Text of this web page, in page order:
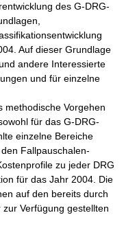
des G-DRG-
Auf dieser Grundlage
andere Interessierte
und für einzelne
methodische Vorgehen
für das G-DRG-
einzelne Bereiche
Fallpauschalen-
zu jeder DRG
für das Jahr 2004. Die
auf den bereits durch
Verfügung gestellten